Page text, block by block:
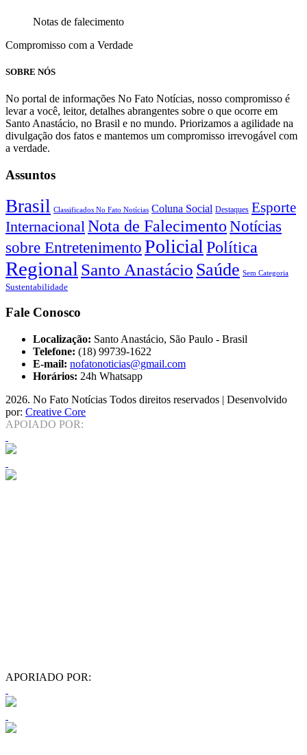
Notas de falecimento
Compromisso com a Verdade
SOBRE NÓS
No portal de informações No Fato Notícias, nosso compromisso é
levar a você, leitor, detalhes abrangentes sobre o que ocorre em
Santo Anastácio, no Brasil e no mundo. Priorizamos a agilidade na
divulgação dos fatos e mantemos um compromisso irrevogável com
a verdade.
Assuntos
Brasil Classificados No Fato Notícias Coluna Social Destaques Esporte
Internacional Nota de FalecimentoNotícias
sobre EntretenimentoPolicial Política
Regional Santo Anastácio Saúde Sem Categoria
Sustentabilidade
Fale Conosco
Localização: Santo Anastácio, São Paulo - Brasil
Telefone: (18) 99739-1622
E-mail: nofatonoticias@gmail.com
Horários: 24h Whatsapp
2026. No Fato Notícias Todos direitos reservados | Desenvolvido
por: Creative Core
APOIADO POR:
APORIADO POR: